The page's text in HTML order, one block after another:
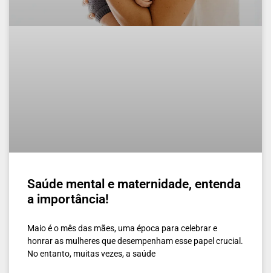
Saúde mental e maternidade, entenda
a importância!
Maio é o mês das mães, uma época para celebrar e
honrar as mulheres que desempenham esse papel crucial.
No entanto, muitas vezes, a saúde